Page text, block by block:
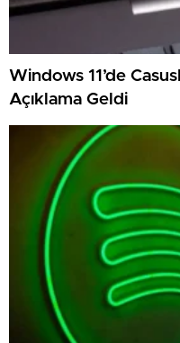
Windows 11’de
Açıklama Geldi